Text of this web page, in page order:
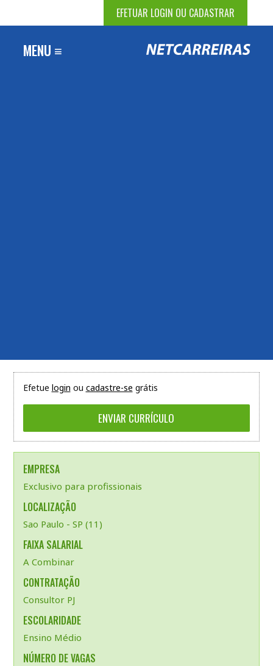
EFETUAR LOGIN OU CADASTRAR
MENU ≡
Efetue login ou cadastre-se grátis
EMPRESA
Exclusivo para profissionais
LOCALIZAÇÃO
Sao Paulo - SP (11)
FAIXA SALARIAL
A Combinar
CONTRATAÇÃO
Consultor PJ
ESCOLARIDADE
Ensino Médio
NÚMERO DE VAGAS